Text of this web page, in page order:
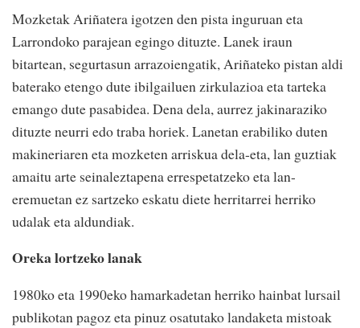
Mozketak Ariñatera igotzen den pista inguruan eta
Larrondoko parajean egingo dituzte. Lanek iraun
bitartean, segurtasun arrazoiengatik, Ariñateko pistan aldi
baterako etengo dute ibilgailuen zirkulazioa eta tarteka
emango dute pasabidea. Dena dela, aurrez jakinaraziko
dituzte neurri edo traba horiek. Lanetan erabiliko duten
makineriaren eta mozketen arriskua dela-eta, lan guztiak
amaitu arte seinaleztapena errespetatzeko eta lan-
eremuetan ez sartzeko eskatu diete herritarrei herriko
udalak eta aldundiak.
Oreka lortzeko lanak
1980ko eta 1990eko hamarkadetan herriko hainbat lursail
publikotan pagoz eta pinuz osatutako landaketa mistoak